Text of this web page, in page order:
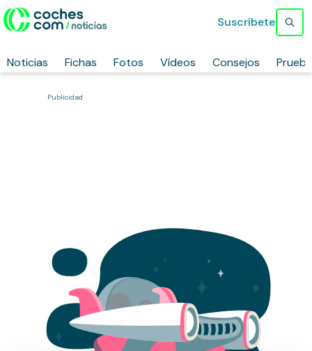
Noticias Fichas Fotos Vídeos Consejos
Suscríbete
Publicidad